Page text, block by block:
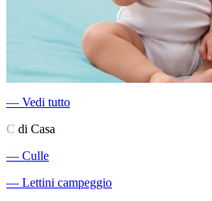
― Vedi tutto
C di Casa
― Culle
― Lettini campeggio